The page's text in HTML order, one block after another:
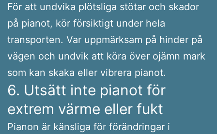
För att undvika plötsliga stötar och skador
på pianot, kör försiktigt under hela
transporten. Var uppmärksam på hinder på
vägen och undvik att köra över ojämn mark
som kan skaka eller vibrera pianot.
6. Utsätt inte pianot för
extrem värme eller fukt
Pianon är känsliga för förändringar i